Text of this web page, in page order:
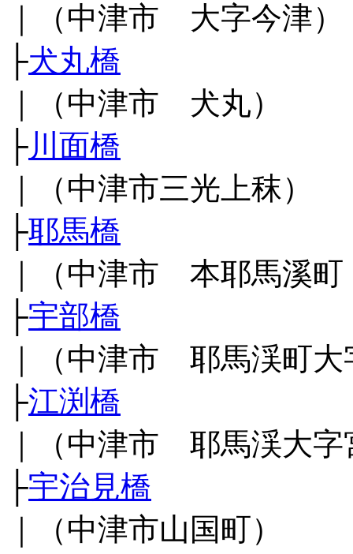
｜（中津市 大字今津）
├犬丸橋
｜（中津市 犬丸）
├川面橋
｜（中津市三光上秣）
├耶馬橋
｜（中津市 本耶馬溪
├宇部橋
｜（中津市 耶馬渓町大
├江渕橋
｜（中津市 耶馬渓大字
├宇治見橋
｜（中津市山国町）